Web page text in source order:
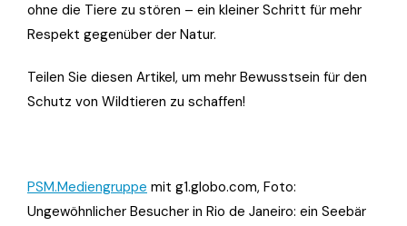
ohne die Tiere zu stören – ein kleiner Schritt für mehr
Respekt gegenüber der Natur.
Teilen Sie diesen Artikel, um mehr Bewusstsein für den
Schutz von Wildtieren zu schaffen!
PSM.Mediengruppe mit g1.globo.com, Foto:
Ungewöhnlicher Besucher in Rio de Janeiro: ein Seebär